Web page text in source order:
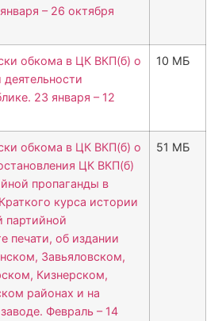
– 26 октября
обкома в ЦК ВКП(б) о
23 января – 12
10 МБ
обкома в ЦК ВКП(б) о
ЦК ВКП(б)
пропаганды в
курса истории
партийной
печати, об издании
Завьяловском,
Кизнерском,
районах и на
Февраль – 14
51 МБ